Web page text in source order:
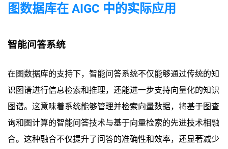
图数据库在 AIGC 中的实际应用
智能问答系统
在图数据库的支持下，智能问答系统不仅能够通过传统的知
识图谱进行信息检索和推理，还能进一步支持向量化的知识
图谱。这意味着系统能够管理并检索向量数据，将基于图查
询和图计算的智能问答技术与基于向量检索的先进技术相融
合。这种融合不仅提升了问答的准确性和效率，还显著减少